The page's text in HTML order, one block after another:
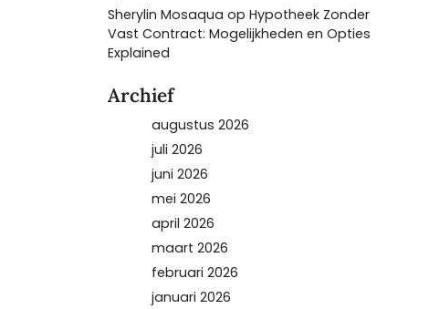
Sherylin Mosaqua op Hypotheek Zonder
Vast Contract: Mogelijkheden en Opties
Explained
Archief
augustus 2026
juli 2026
juni 2026
mei 2026
april 2026
maart 2026
februari 2026
januari 2026